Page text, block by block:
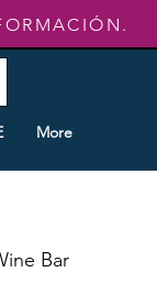
More
Bar